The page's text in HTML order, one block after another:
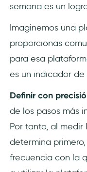
semana es un
Imaginemos una
proporcionas
para esa
es un indicador de
Definir con
de los pasos más
Por tanto, al medir
determina
frecuencia con la